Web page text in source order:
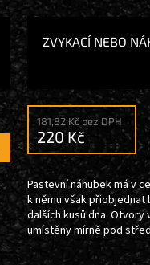
ZVYKACÍ NEBO
181,82 Kč bez DPH
220 Kč
Pastevní náhubek má v
k němu však
dalších kusů dna. Otvory
umístěny mírně pod
anatomie koňské huby....